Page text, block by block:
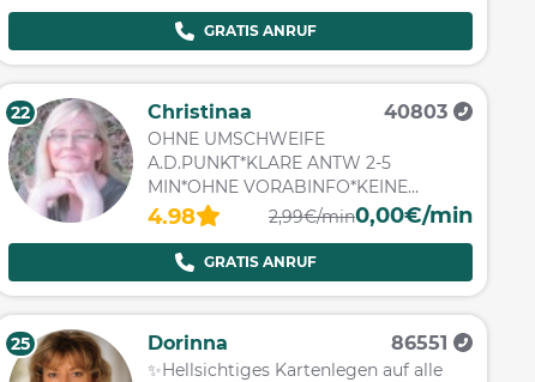
GRATIS ANRUF
22 Christinaa 40803
OHNE UMSCHWEIFE
A.D.PUNKT*KLARE ANTW 2-5
MIN*OHNE VORABINFO*KEINE
MÄRCHENSTUNDE
4.98 2,99€/min0,00€/min
GRATIS ANRUF
25 Dorinna 86551
✨Hellsichtiges Kartenlegen auf alle